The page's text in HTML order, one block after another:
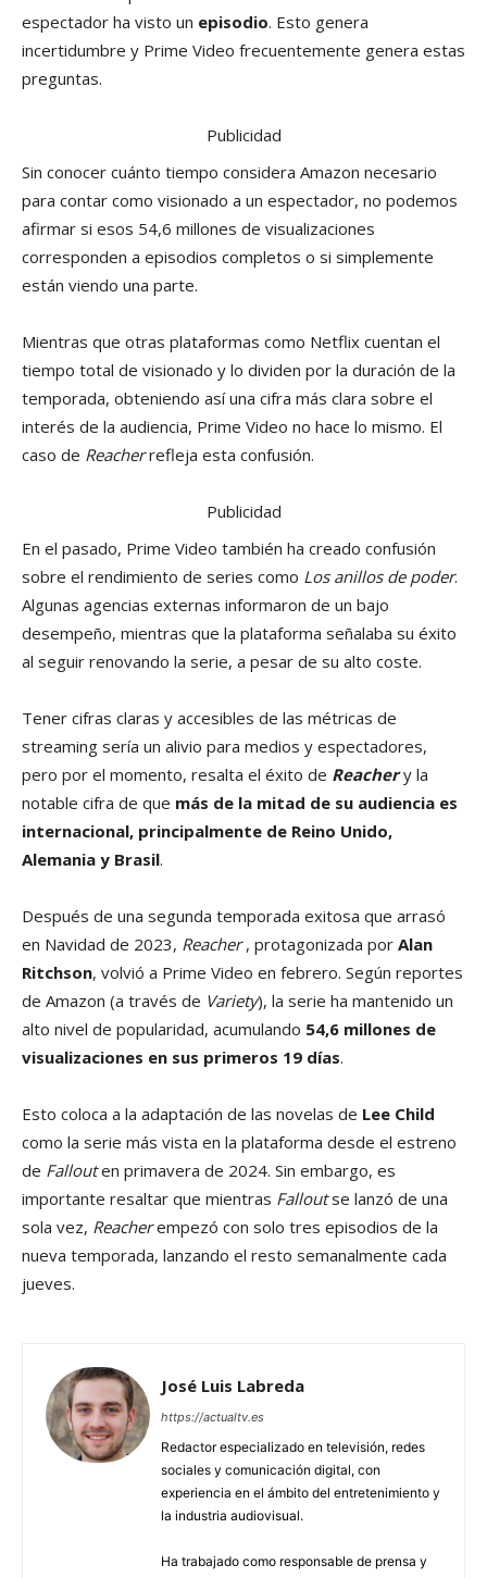
espectador ha visto un episodio. Esto genera
incertidumbre y Prime Video frecuentemente genera estas
preguntas.
Publicidad
Sin conocer cuánto tiempo considera Amazon necesario
para contar como visionado a un espectador, no podemos
afirmar si esos 54,6 millones de visualizaciones
corresponden a episodios completos o si simplemente
están viendo una parte.
Mientras que otras plataformas como Netflix cuentan el
tiempo total de visionado y lo dividen por la duración de la
temporada, obteniendo así una cifra más clara sobre el
interés de la audiencia, Prime Video no hace lo mismo. El
caso de Reacherrefleja esta confusión.
Publicidad
En el pasado, Prime Video también ha creado confusión
sobre el rendimiento de series como Los anillos de poder.
Algunas agencias externas informaron de un bajo
desempeño, mientras que la plataforma señalaba su éxito
al seguir renovando la serie, a pesar de su alto coste.
Tener cifras claras y accesibles de las métricas de
streaming sería un alivio para medios y espectadores,
pero por el momento, resalta el éxito de Reachery la
notable cifra de que más de la mitad de su audiencia es
internacional, principalmente de Reino Unido,
Alemania y Brasil.
Después de una segunda temporada exitosa que arrasó
en Navidad de 2023, Reacher, protagonizada por Alan
Ritchson, volvió a Prime Video en febrero. Según reportes
de Amazon (a través de Variety), la serie ha mantenido un
alto nivel de popularidad, acumulando 54,6 millones de
visualizaciones en sus primeros 19 días.
Esto coloca a la adaptación de las novelas de Lee Child
como la serie más vista en la plataforma desde el estreno
de Fallouten primavera de 2024. Sin embargo, es
importante resaltar que mientras Falloutse lanzó de una
sola vez, Reacherempezó con solo tres episodios de la
nueva temporada, lanzando el resto semanalmente cada
jueves.
José Luis Labreda
https://actualtv.es
Redactor especializado en televisión, redes
sociales y comunicación digital, con
experiencia en el ámbito del entretenimiento y
la industria audiovisual.
Ha trabajado como responsable de prensa y